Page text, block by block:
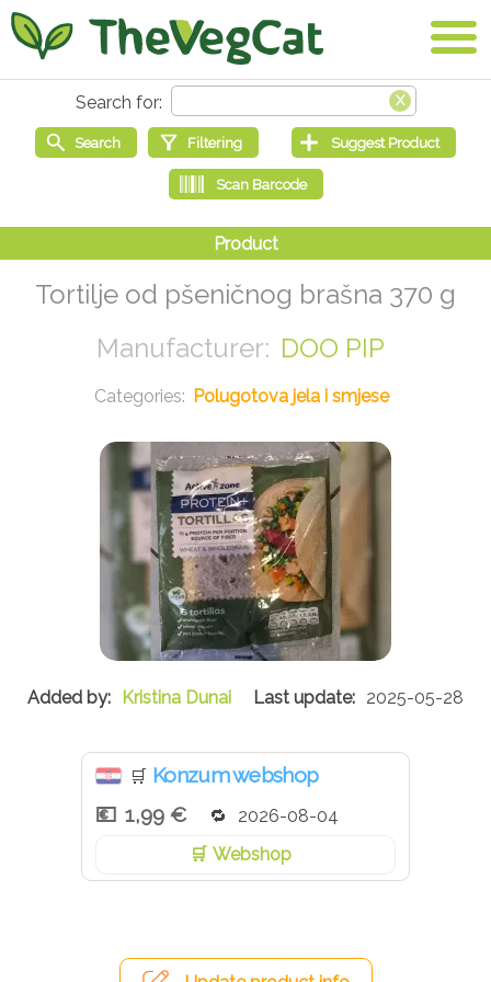
Tortilje od pšeničnog brašna 370 g
DOO PIP
Polugotova jela i smjese
Kristina Dunai 2025-05-28
🛒 Konzum webshop
1,99 €
2026-08-04
Webshop